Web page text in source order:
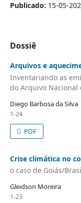
Publicado: 15-05-
Dossiê
Arquivos e
Inventariando as
do Arquivo Nacional
Diego Barbosa da Silva
1-24
PDF
Crise climática no
o caso de Goiás/
Gleidson Moreira
1-23